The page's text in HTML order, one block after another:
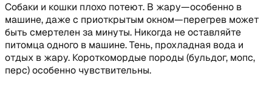
Собаки и кошки плохо потеют. В жару—особенно в
машине, даже с приоткрытым окном—перегрев может
быть смертелен за минуты. Никогда не оставляйте
питомца одного в машине. Тень, прохладная вода и
отдых в жару. Короткомордые породы (бульдог, мопс,
перс) особенно чувствительны.